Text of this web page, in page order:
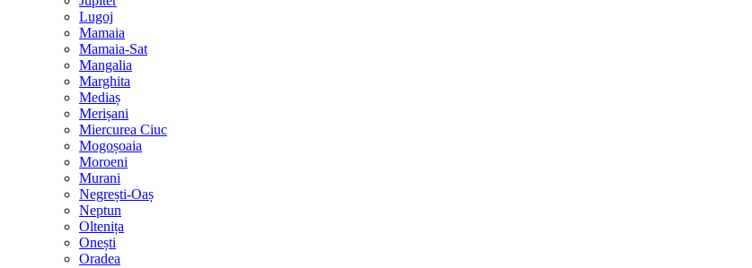
Lugoj
Mamaia
Mamaia-Sat
Mangalia
Marghita
Mediaș
Merișani
Miercurea Ciuc
Mogoșoaia
Moroeni
Murani
Negrești-Oaș
Neptun
Oltenița
Onești
Oradea